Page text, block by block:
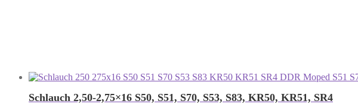
Schlauch 2,50-2,75×16 S50, S51, S70, S53, S83, KR50, KR51, SR4